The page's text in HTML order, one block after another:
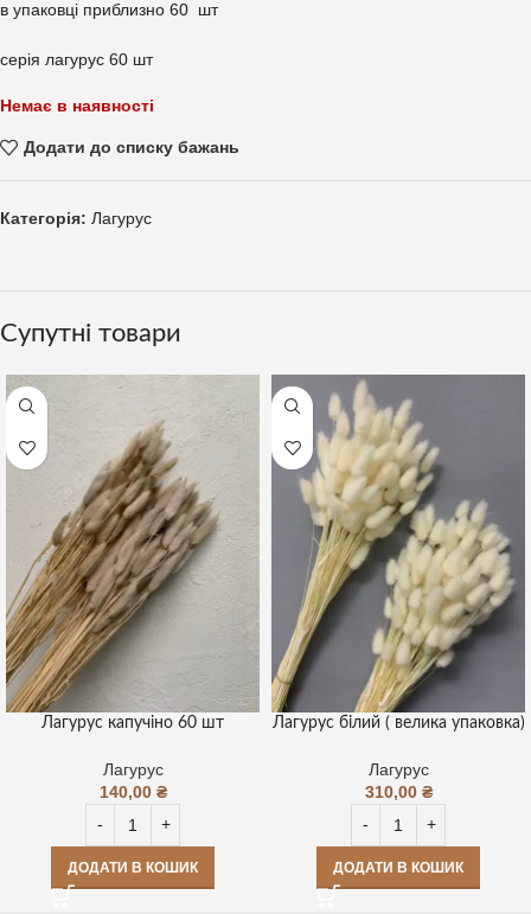
в упаковці приблизно 60 шт
серія лагурус 60 шт
Немає в наявності
Додати до списку бажань
Категорія: Лагурус
Супутні товари
Лагурус капучіно 60 шт
Лагурус
140,00 ₴
ДОДАТИ В КОШИК
Лагурус білий ( велика упаковка)
Лагурус
310,00 ₴
ДОДАТИ В КОШИК